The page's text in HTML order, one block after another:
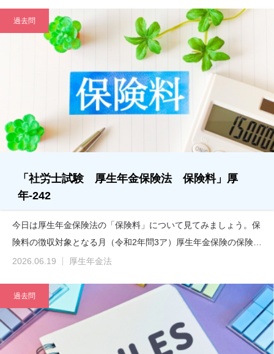
過去問
「社労士試験 厚生年金保険法 保険料」厚
年-242
今日は厚生年金保険法の「保険料」について見てみましょう。保
険料の徴収対象となる月（令和2年問3ア）厚生年金保険の保険…
2026.06.19
厚生年金法
過去問